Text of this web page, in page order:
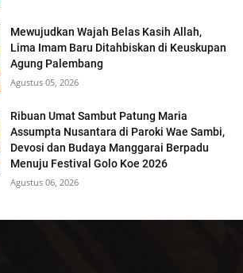
Mewujudkan Wajah Belas Kasih Allah,
Lima Imam Baru Ditahbiskan di Keuskupan
Agung Palembang
Agustus 05, 2026
Ribuan Umat Sambut Patung Maria
Assumpta Nusantara di Paroki Wae Sambi,
Devosi dan Budaya Manggarai Berpadu
Menuju Festival Golo Koe 2026
Agustus 06, 2026